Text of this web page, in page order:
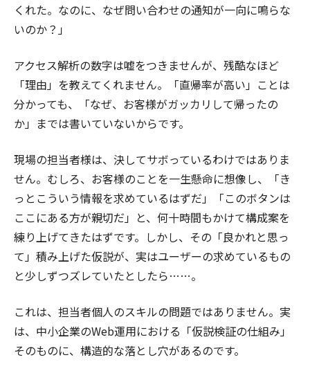
くれた。なのに、なぜ問い合わせの通知が一向に鳴らな
いのか？」
アクセス解析の数字は嘘をつきませんが、残酷なほど
「理由」を教えてくれません。「直帰率が高い」ことは
分かっても、「なぜ、お客様がガッカリして帰ったの
か」までは書いていないからです。
現場の担当者様は、決してサボっているわけではありま
せん。むしろ、お客様のことを一生懸命に想像し、「き
っとこういう情報を求めているはずだ」「このボタンは
ここにある方が親切だ」と、何十時間もかけて構成案を
練り上げてきたはずです。しかし、その「良かれと思っ
て」積み上げた仮説が、実はユーザーの求めているもの
と少しずつズレていたとしたら……。
これは、担当者個人のスキルの問題ではありません。実
は、中小企業のWeb運用における「仮説検証の仕組み」
そのものに、構造的な落とし穴があるのです。